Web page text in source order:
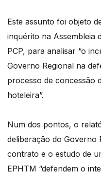
Este assunto foi objeto
inquérito na Assembleia
PCP, para analisar “o
Governo Regional na
processo de concessão
hoteleira”.
Num dos pontos, o
deliberação do Governo
contrato e o estudo de
EPHTM “defendem o